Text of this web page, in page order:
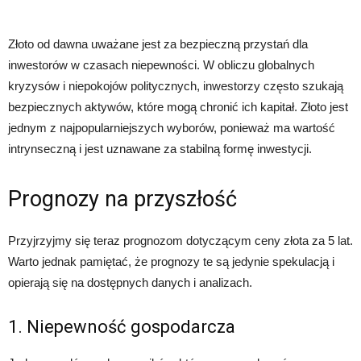
Złoto od dawna uważane jest za bezpieczną przystań dla
inwestorów w czasach niepewności. W obliczu globalnych
kryzysów i niepokojów politycznych, inwestorzy często szukają
bezpiecznych aktywów, które mogą chronić ich kapitał. Złoto jest
jednym z najpopularniejszych wyborów, ponieważ ma wartość
intrynseczną i jest uznawane za stabilną formę inwestycji.
Prognozy na przyszłość
Przyjrzyjmy się teraz prognozom dotyczącym ceny złota za 5 lat.
Warto jednak pamiętać, że prognozy te są jedynie spekulacją i
opierają się na dostępnych danych i analizach.
1. Niepewność gospodarcza